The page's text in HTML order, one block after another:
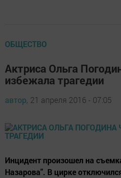
ОБЩЕСТВО
Актриса Ольга
избежала трагедии
автор, 21 апреля 2016 - 07:05
Инцидент произошел на
Назарова". В цирке